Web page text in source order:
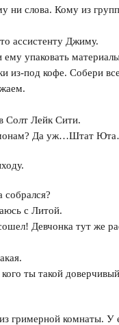
ни слова. Кому из
ассистенту Джиму.
упаковать
из-под кофе. Собери
Солт Лейк Сити.
Да уж…Штат
с Литой.
Девчонка тут же
ты такой
гримерной комнаты. У